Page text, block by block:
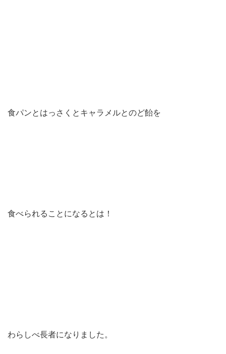
食パンとはっさくとキャラメルとのど飴を
食べられることになるとは！
わらしべ長者になりました。